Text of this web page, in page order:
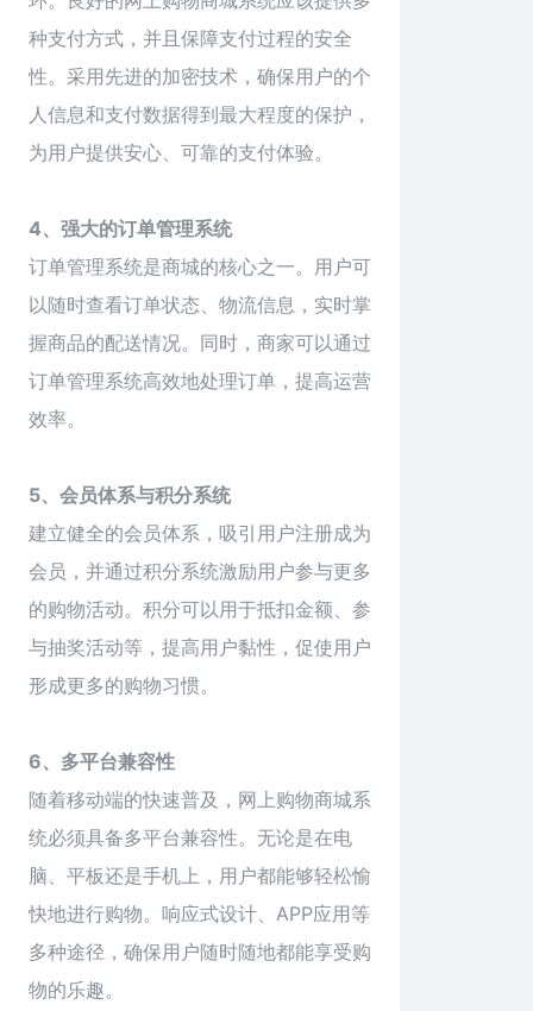
种支付方式，并且保障支付过程的安全
性。采用先进的加密技术，确保用户的个
人信息和支付数据得到最大程度的保护，
为用户提供安心、可靠的支付体验。
4、强大的订单管理系统
订单管理系统是商城的核心之一。用户可
以随时查看订单状态、物流信息，实时掌
握商品的配送情况。同时，商家可以通过
订单管理系统高效地处理订单，提高运营
效率。
5、会员体系与积分系统
建立健全的会员体系，吸引用户注册成为
会员，并通过积分系统激励用户参与更多
的购物活动。积分可以用于抵扣金额、参
与抽奖活动等，提高用户黏性，促使用户
形成更多的购物习惯。
6、多平台兼容性
随着移动端的快速普及，网上购物商城系
统必须具备多平台兼容性。无论是在电
脑、平板还是手机上，用户都能够轻松愉
快地进行购物。响应式设计、APP应用等
多种途径，确保用户随时随地都能享受购
物的乐趣。